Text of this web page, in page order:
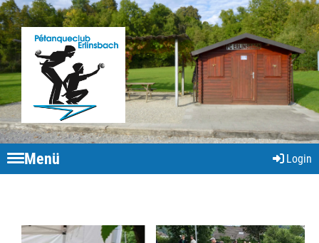
Menü Login